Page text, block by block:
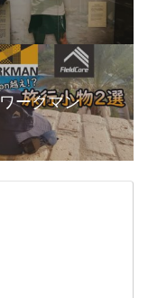
ワークマン